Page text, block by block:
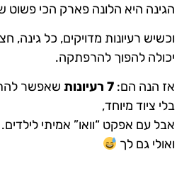
הגינה היא הלונה פארק הכי פשוט
וכשיש רעיונות מדויקים, כל גינה,
יכולה להפוך להרפתקה.
אז הנה הם: 7 רעיונות
שאפשר
בלי ציוד מיוחד,
אבל עם אפקט “וואו” אמיתי לילדים.
ואולי גם לך